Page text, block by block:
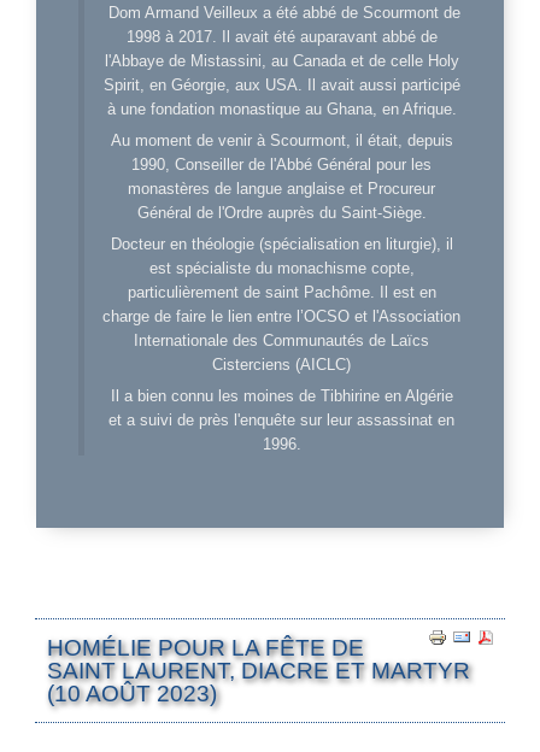
Dom Armand Veilleux a été abbé de Scourmont de
1998 à 2017. Il avait été auparavant abbé de
l'Abbaye de Mistassini, au Canada et de celle Holy
Spirit, en Géorgie, aux USA. Il avait aussi participé
à une fondation monastique au Ghana, en Afrique.
Au moment de venir à Scourmont, il était, depuis
1990, Conseiller de l'Abbé Général pour les
monastères de langue anglaise et Procureur
Général de l'Ordre auprès du Saint-Siège.
Docteur en théologie (spécialisation en liturgie), il
est spécialiste du monachisme copte,
particulièrement de saint Pachôme. Il est en
charge de faire le lien entre l’OCSO et l'Association
Internationale des Communautés de Laïcs
Cisterciens (AICLC)
Il a bien connu les moines de Tibhirine en Algérie
et a suivi de près l'enquête sur leur assassinat en
1996.
HOMÉLIE POUR LA FÊTE DE
SAINT LAURENT, DIACRE ET MARTYR
(10 AOÛT 2023)